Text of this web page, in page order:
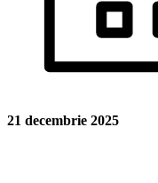
21 decembrie 2025